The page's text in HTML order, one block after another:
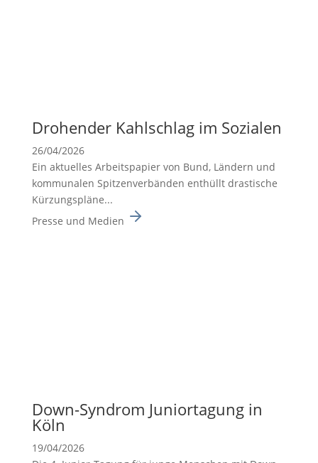
Drohender Kahlschlag im Sozialen
26/04/2026
Ein aktuelles Arbeits­pa­pier von Bund, Ländern und
kommu­nalen Spitzen­ver­bänden enthüllt drasti­sche
Kürzungs­pläne...
Presse und Medien
Down-Syndrom Junior­ta­gung in
Köln
19/04/2026